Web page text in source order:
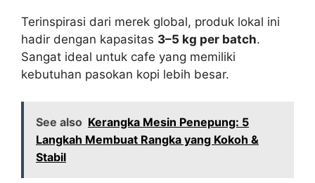
Terinspirasi dari merek global, produk lokal ini
hadir dengan kapasitas 3–5 kg per batch.
Sangat ideal untuk cafe yang memiliki
kebutuhan pasokan kopi lebih besar.
See also Kerangka Mesin Penepung: 5
Langkah Membuat Rangka yang Kokoh &
Stabil